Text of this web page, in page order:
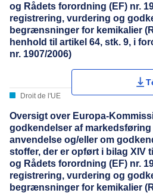
og Rådets forordning (EF) nr.
registrering, vurdering og
begrænsninger for kemikalier
henhold til artikel 64, stk. 9, i
nr. 1907/2006)
Droit de l'UE
Oversigt over Europa-
godkendelser af
anvendelse og/eller om
stoffer, der er opført i bilag XIV
og Rådets forordning (EF) nr.
registrering, vurdering og
begrænsninger for kemikalier